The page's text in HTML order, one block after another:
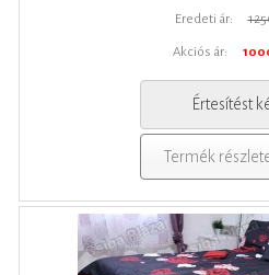
Eredeti ár:
Akciós ár:
Értesítést
Termék